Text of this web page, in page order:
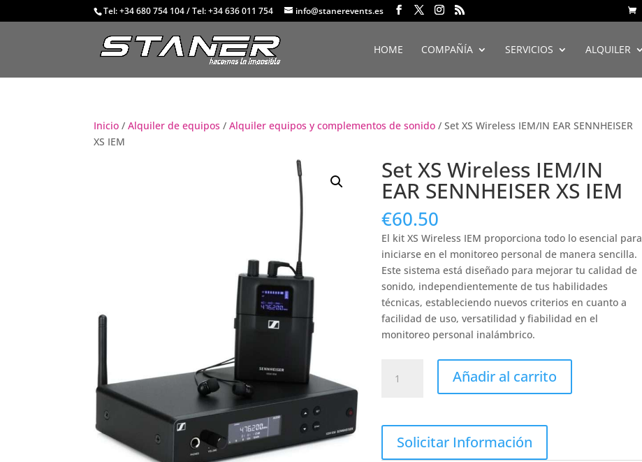
Tel: +34 680 754 104/Tel: +34 636 011 754 info@stanerevents.es
HOME COMPAÑÍA SERVICIOS ALQUILER
Inicio /Alquiler de equipos /Alquiler equipos y complementos de sonido / Set XS Wireless IEM/IN EAR SENNHEISER
XS IEM
Set XS Wireless IEM/IN
EAR SENNHEISER XS IEM
€60.50
El kit XS Wireless IEM proporciona todo lo esencial para
iniciarse en el monitoreo personal de manera sencilla.
Este sistema está diseñado para mejorar tu calidad de
sonido, independientemente de tus habilidades
técnicas, estableciendo nuevos criterios en cuanto a
facilidad de uso, versatilidad y fiabilidad en el
monitoreo personal inalámbrico.
EAR
SENNHEISER
Añadir al carrito
Solicitar Información